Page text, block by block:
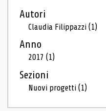
Autori
Claudia Filippazzi(1)
Anno
2017(1)
Sezioni
Nuovi progetti(1)